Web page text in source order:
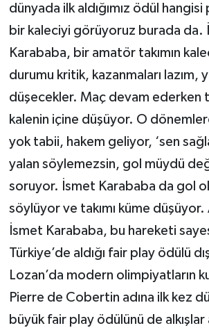
dünyada ilk aldığımız ödül hangisi
bir kaleciyi görüyoruz burada da.
Karababa, bir amatör takımın
durumu kritik, kazanmaları lazım,
düşecekler. Maç devam ederken
kalenin içine düşüyor. O
yok tabii, hakem geliyor, ‘sen
yalan söylemezsin, gol müydü
soruyor. İsmet Karababa da gol
söylüyor ve takımı küme
İsmet Karababa, bu hareketi
Türkiye’de aldığı fair play ödülü
Lozan’da modern olimpiyatların
Pierre de Cobertin adına ilk kez
büyük fair play ödülünü de alkışlar